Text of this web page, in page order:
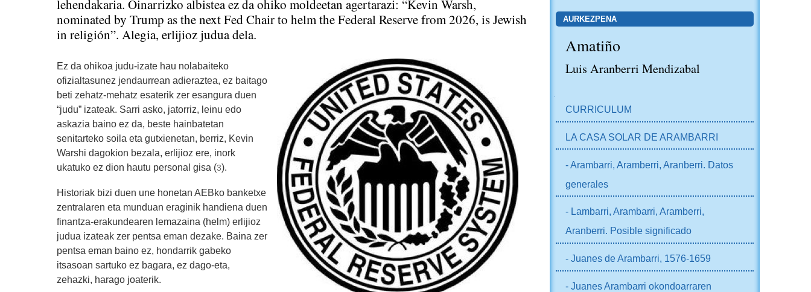
lehendakaria. Oinarrizko albistea ez da ohiko moldeetan agertarazi: “Kevin Warsh,
nominated by Trump as the next Fed Chair to helm the Federal Reserve from 2026, is Jewish
in religión”. Alegia, erlijioz judua dela.
Ez da ohikoa judu-izate hau nolabaiteko
ofizialtasunez jendaurrean adieraztea, ez baitago
beti zehatz-mehatz esaterik zer esangura duen
“judu” izateak. Sarri asko, jatorriz, leinu edo
askazia baino ez da, beste hainbatetan
senitarteko soila eta gutxienetan, berriz, Kevin
Warshi dagokion bezala, erlijioz ere, inork
ukatuko ez dion hautu personal gisa (3).
Historiak bizi duen une honetan AEBko banketxe
zentralaren eta munduan eraginik handiena duen
finantza-erakundearen lemazaina (helm) erlijioz
judua izateak zer pentsa eman dezake. Baina zer
pentsa eman baino ez, hondarrik gabeko
itsasoan sartuko ez bagara, ez dago-eta,
zehazki, harago joaterik.
AURKEZPENA
Amatiño
Luis Aranberri Mendizabal
CURRICULUM
LA CASA SOLAR DE ARAMBARRI
- Arambarri, Aramberri, Aranberri. Datos
generales
- Lambarri, Arambarri, Aramberri,
Aranberri. Posible significado
- Juanes de Arambarri, 1576-1659
- Juanes Arambarri okondoarraren